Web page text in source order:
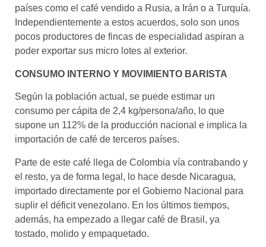
países como el café vendido a Rusia, a Irán o a Turquía.
Independientemente a estos acuerdos, solo son unos
pocos productores de fincas de especialidad aspiran a
poder exportar sus micro lotes al exterior.
CONSUMO INTERNO Y MOVIMIENTO BARISTA
Según la población actual, se puede estimar un
consumo per cápita de 2,4 kg/persona/año, lo que
supone un 112% de la producción nacional e implica la
importación de café de terceros países.
Parte de este café llega de Colombia vía contrabando y
el resto, ya de forma legal, lo hace desde Nicaragua,
importado directamente por el Gobierno Nacional para
suplir el déficit venezolano. En los últimos tiempos,
además, ha empezado a llegar café de Brasil, ya
tostado, molido y empaquetado.